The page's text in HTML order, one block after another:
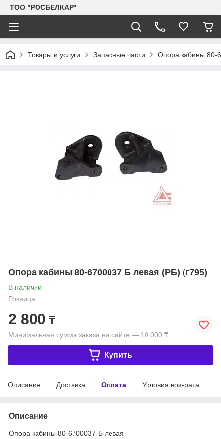
TOO "РОСБЕЛКАР"
Товары и услуги Запасные части Опора кабины 80-
Опора кабины 80-6700037 Б левая (РБ) (г795)
В наличии
Розница
2 800 ₸
Минимальная сумма заказа на сайте — 10 000 ₸
Купить
Описание Доставка Оплата Условия возврата
Описание
Опора кабины 80-6700037-Б левая